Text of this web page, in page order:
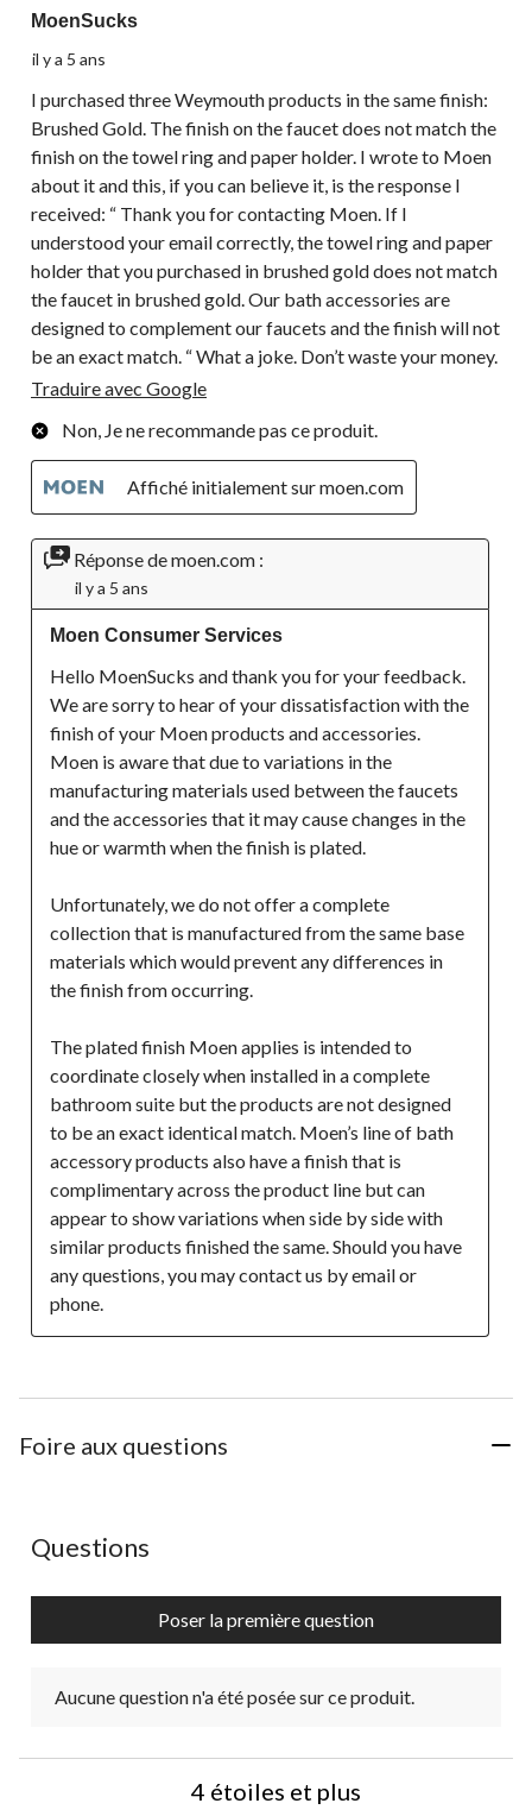
MoenSucks
il y a 5 ans
I purchased three Weymouth products in the same finish:
Brushed Gold. The finish on the faucet does not match the
finish on the towel ring and paper holder. I wrote to Moen
about it and this, if you can believe it, is the response I
received: “ Thank you for contacting Moen. If I
understood your email correctly, the towel ring and paper
holder that you purchased in brushed gold does not match
the faucet in brushed gold. Our bath accessories are
designed to complement our faucets and the finish will not
be an exact match. “ What a joke. Don’t waste your money.
Traduire avec Google
Non, Je ne recommande pas ce produit.
Affiché initialement sur moen.com
Réponse de moen.com :
il y a 5 ans
Moen Consumer Services
Hello MoenSucks and thank you for your feedback.
We are sorry to hear of your dissatisfaction with the
finish of your Moen products and accessories.
Moen is aware that due to variations in the
manufacturing materials used between the faucets
and the accessories that it may cause changes in the
hue or warmth when the finish is plated.
Unfortunately, we do not offer a complete
collection that is manufactured from the same base
materials which would prevent any differences in
the finish from occurring.
The plated finish Moen applies is intended to
coordinate closely when installed in a complete
bathroom suite but the products are not designed
to be an exact identical match. Moen’s line of bath
accessory products also have a finish that is
complimentary across the product line but can
appear to show variations when side by side with
similar products finished the same. Should you have
any questions, you may contact us by email or
Foire aux questions
Aucune question n'a été posée sur ce produit.
Questions
Poser la première question
Aucune question n'a été posée sur ce produit.
4 étoiles et plus